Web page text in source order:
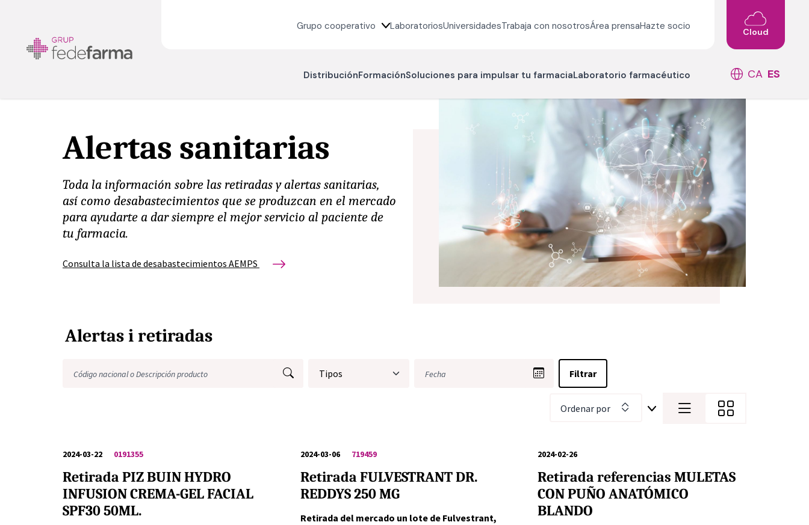
Grupo cooperativo LaboratoriosUniversidadesTrabaja con nosotrosÁrea prensaHazte socio
DistribuciónFormaciónSoluciones para impulsar tu farmaciaLaboratorio farmacéutico
Cloud
CA ES
Alertas sanitarias
Toda la información sobre las retiradas y alertas sanitarias,
así como desabastecimientos que se produzcan en el mercado
para ayudarte a dar siempre el mejor servicio al paciente de
tu farmacia.
Consulta la lista de desabastecimientos AEMPS
Alertas i retiradas
Ordenar por
2024-03-22 0191355
Retirada PIZ BUIN HYDRO
INFUSION CREMA-GEL FACIAL
SPF30 50ML.
2024-03-06 719459
Retirada FULVESTRANT DR.
REDDYS 250 MG
Retirada del mercado un lote de Fulvestrant,
2024-02-26
Retirada referencias MULETAS
CON PUÑO ANATÓMICO
BLANDO